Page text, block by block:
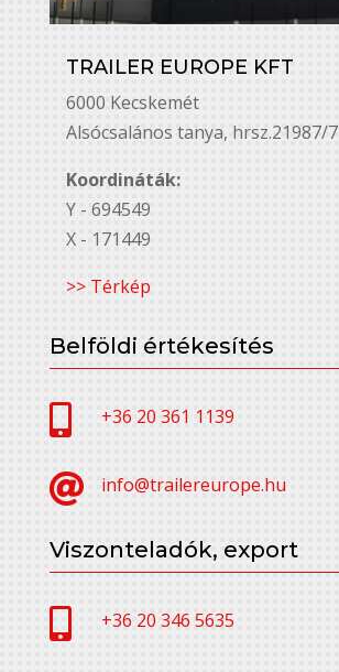
TRAILER EUROPE KFT
6000 Kecskemét
Alsó￳csalános tanya, hrsz.21987/7
Koordináták:
Y - 694549
X - 171449
>> Térkép
Belföldi értékesítés
 +36 20 361 1139
 info@trailereurope.hu
Viszonteladók, export
 +36 20 346 5635